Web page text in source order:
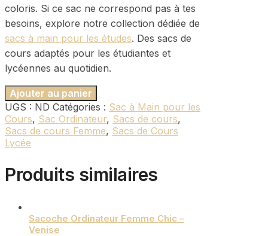
coloris. Si ce sac ne correspond pas à tes
besoins, explore notre collection dédiée de
sacs à main pour les études. Des sacs de
cours adaptés pour les étudiantes et
lycéennes au quotidien.
Ajouter au panier
UGS : ND Catégories : Sac à Main pour les
Cours, Sac Ordinateur, Sacs de cours,
Sacs de cours Femme, Sacs de Cours
Lycée
Produits similaires
Sacoche Ordinateur Femme Chic –
Venise